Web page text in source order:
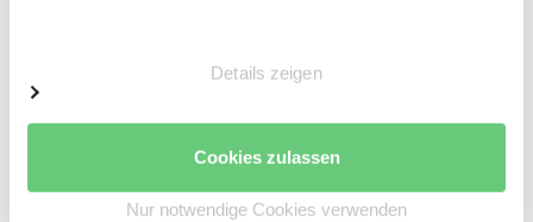
Details zeigen
Cookies zulassen
Nur notwendige Cookies verwenden
Materialstärke: 2,5 mm
Höhenverstellraster für die Trägerholme: 50 mm
Oberfläche pulverbeschichtet:Silbergrau